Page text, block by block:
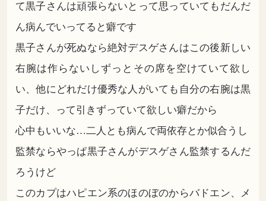
て黒子さんは頑張らないとって思っていてもだんだ
ん病んでいってると癖です
黒子さんが死ぬなら絶対デスゲさんはこの後新しい
右腕は作らないしずっとその席を空けていて欲し
い、他にどれだけ優秀な人がいても自分の右腕は黒
子だけ、って引きずっていて欲しい癖だから
心中もいいな…二人とも病んで両依存とか似合うし
監禁ならやっぱ黒子さんがデスゲさん監禁するんだ
ろうけど
このカプはハピエン系のほのぼのからバドエン、メ